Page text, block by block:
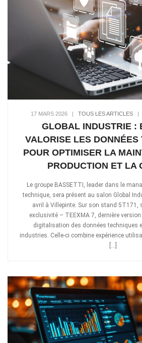
17 MARS 2026 TOUS LES ARTICLES
GLOBAL INDUSTRIE :
VALORISE LES DONNÉES
POUR OPTIMISER LA
PRODUCTION ET LA
Le groupe BASSETTI, leader dans le
technique, sera présent au salon Global
avril à Villepinte. Sur son stand 5T171,
exclusivité – TEEXMA 7, dernière
digitalisation des données techniques
industries. Celle-ci combine expérience
[…]